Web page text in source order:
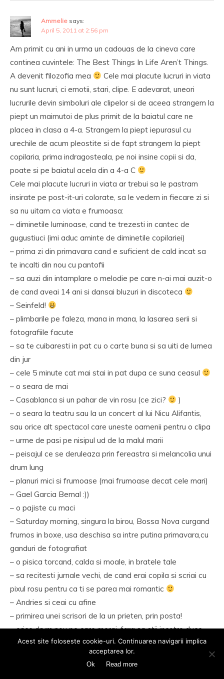
Ammelie says:
April 5, 2011 at 2:56 pm
Am primit cu ani in urma un cadouas de la cineva care
continea cuvintele: The Best Things In Life Aren’t Things.
A devenit filozofia mea
Cele mai placute lucruri in viata
nu sunt lucruri, ci emotii, stari, clipe. E adevarat, uneori
lucrurile devin simboluri ale clipelor si de aceea strangem la
piept un maimutoi de plus primit de la baiatul care ne
placea in clasa a 4-a. Strangem la piept iepurasul cu
urechile de acum pleostite si de fapt strangem la piept
copilaria, prima indragosteala, pe noi insine copii si da,
poate si pe baiatul acela din a 4-a C
Cele mai placute lucruri in viata ar trebui sa le pastram
insirate pe post-it-uri colorate, sa le vedem in fiecare zi si
sa nu uitam ca viata e frumoasa:
– diminetile luminoase, cand te trezesti in cantec de
gugustiuci (imi aduc aminte de diminetile copilariei)
– prima zi din primavara cand e suficient de cald incat sa
te incalti din nou cu pantofii
– sa auzi din intamplare o melodie pe care n-ai mai auzit-o
de cand aveai 14 ani si dansai bluzuri in discoteca
– Seinfeld!
– plimbarile pe faleza, mana in mana, la lasarea serii si
fotografiile facute
– sa te cuibaresti in pat cu o carte buna si sa uiti de lumea
din jur
– cele 5 minute cat mai stai in pat dupa ce suna ceasul
– o seara de mai
– Casablanca si un pahar de vin rosu (ce zici?
)
– o seara la teatru sau la un concert al lui Nicu Alifantis,
sau orice alt spectacol care uneste oamenii pentru o clipa
– urme de pasi pe nisipul ud de la malul marii
– peisajul ce se deruleaza prin fereastra si melancolia unui
drum lung
– planuri mici si frumoase (mai frumoase decat cele mari)
– Gael Garcia Bernal :))
– o pajiste cu maci
– Saturday morning, singura la birou, Bossa Nova curgand
frumos in boxe, usa deschisa sa intre putina primavara,cu
ganduri de fotografiat
– o pisica torcand, calda si moale, in bratele tale
– sa recitesti jurnale vechi, de cand erai copila si scriai cu
pixul rosu pentru ca ti se parea mai romantic
– Andries si ceai cu afine
– primirea unei scrisori de la un prieten, prin posta!
– orice drum nou pe care mergi, fara sa stii incotro duce…
Acest site foloseste cookie-uri. Continuarea navigarii implica
acceptarea lor.
Ok Read more